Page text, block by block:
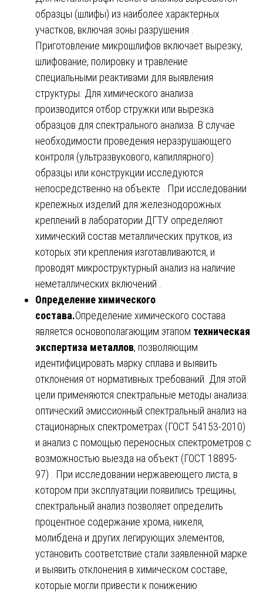
образцы (шлифы) из наиболее характерных
участков, включая зоны разрушения .
Приготовление микрошлифов включает вырезку,
шлифование, полировку и травление
специальными реактивами для выявления
структуры. Для химического анализа
производится отбор стружки или вырезка
образцов для спектрального анализа. В случае
необходимости проведения неразрушающего
контроля (ультразвукового, капиллярного)
образцы или конструкции исследуются
непосредственно на объекте . При исследовании
крепежных изделий для железнодорожных
креплений в лаборатории ДГТУ определяют
химический состав металлических прутков, из
которых эти крепления изготавливаются, и
проводят микроструктурный анализ на наличие
неметаллических включений .
Определение химического
состава.Определение химического состава
является основополагающим этапом техническая
экспертиза металлов, позволяющим
идентифицировать марку сплава и выявить
отклонения от нормативных требований. Для этой
цели применяются спектральные методы анализа:
оптический эмиссионный спектральный анализ на
стационарных спектрометрах (ГОСТ 54153-2010)
и анализ с помощью переносных спектрометров с
возможностью выезда на объект (ГОСТ 18895-
97) . При исследовании нержавеющего листа, в
котором при эксплуатации появились трещины,
спектральный анализ позволяет определить
процентное содержание хрома, никеля,
молибдена и других легирующих элементов,
установить соответствие стали заявленной марке
и выявить отклонения в химическом составе,
которые могли привести к понижению